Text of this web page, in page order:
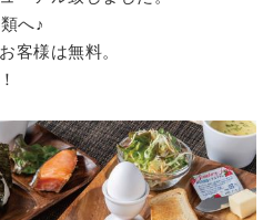
へ♪
客様は無料。